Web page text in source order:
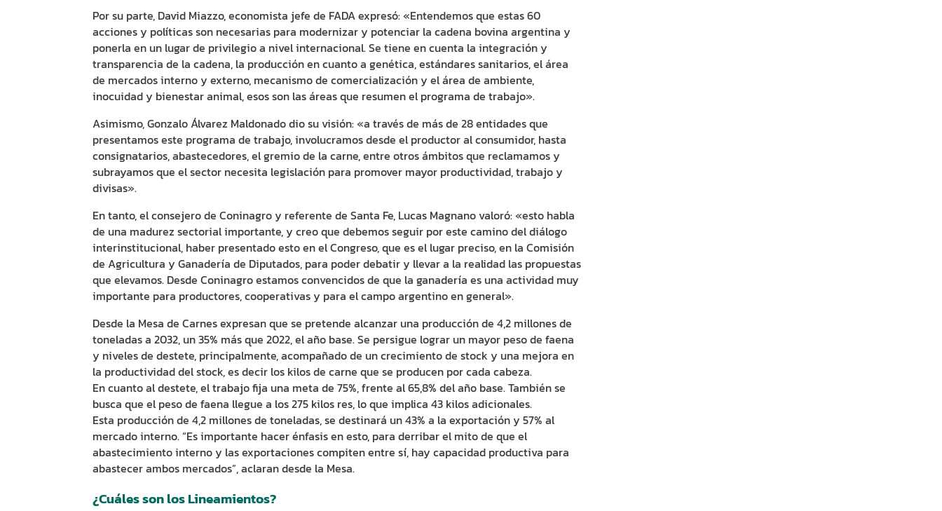
Por su parte, David Miazzo, economista jefe de FADA expresó: «Entendemos que estas 60
acciones y políticas son necesarias para modernizar y potenciar la cadena bovina argentina y
ponerla en un lugar de privilegio a nivel internacional. Se tiene en cuenta la integración y
transparencia de la cadena, la producción en cuanto a genética, estándares sanitarios, el área
de mercados interno y externo, mecanismo de comercialización y el área de ambiente,
inocuidad y bienestar animal, esos son las áreas que resumen el programa de trabajo».
Asimismo, Gonzalo Álvarez Maldonado dio su visión: «a través de más de 28 entidades que
presentamos este programa de trabajo, involucramos desde el productor al consumidor, hasta
consignatarios, abastecedores, el gremio de la carne, entre otros ámbitos que reclamamos y
subrayamos que el sector necesita legislación para promover mayor productividad, trabajo y
divisas».
En tanto, el consejero de Coninagro y referente de Santa Fe, Lucas Magnano valoró: «esto habla
de una madurez sectorial importante, y creo que debemos seguir por este camino del diálogo
interinstitucional, haber presentado esto en el Congreso, que es el lugar preciso, en la Comisión
de Agricultura y Ganadería de Diputados, para poder debatir y llevar a la realidad las propuestas
que elevamos. Desde Coninagro estamos convencidos de que la ganadería es una actividad muy
importante para productores, cooperativas y para el campo argentino en general».
Desde la Mesa de Carnes expresan que se pretende alcanzar una producción de 4,2 millones de
toneladas a 2032, un 35% más que 2022, el año base. Se persigue lograr un mayor peso de faena
y niveles de destete, principalmente, acompañado de un crecimiento de stock y una mejora en
la productividad del stock, es decir los kilos de carne que se producen por cada cabeza.
En cuanto al destete, el trabajo fija una meta de 75%, frente al 65,8% del año base. También se
busca que el peso de faena llegue a los 275 kilos res, lo que implica 43 kilos adicionales.
Esta producción de 4,2 millones de toneladas, se destinará un 43% a la exportación y 57% al
mercado interno. “Es importante hacer énfasis en esto, para derribar el mito de que el
abastecimiento interno y las exportaciones compiten entre sí, hay capacidad productiva para
abastecer ambos mercados”, aclaran desde la Mesa.
¿Cuáles son los Lineamientos?